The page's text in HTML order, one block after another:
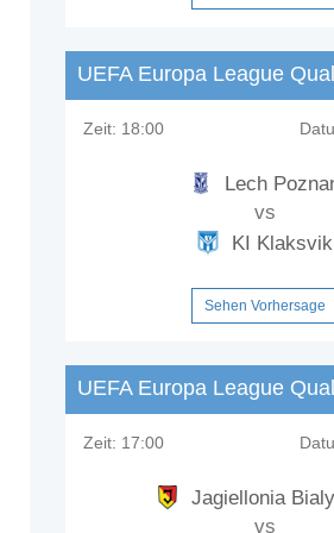
Anteil von 15%.
UEFA Europa League
Zeit: 18:00
Lech
vs
KI Klaksvik
Sehen Vorhersage
UEFA Europa League
Zeit: 17:00
Jagiellonia
vs